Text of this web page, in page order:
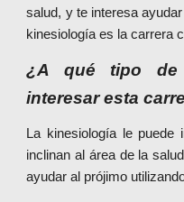
salud, y te interesa
kinesiología es la carrera
¿A qué tipo de
interesar esta
La kinesiología le
inclinan al área de la
ayudar al prójimo